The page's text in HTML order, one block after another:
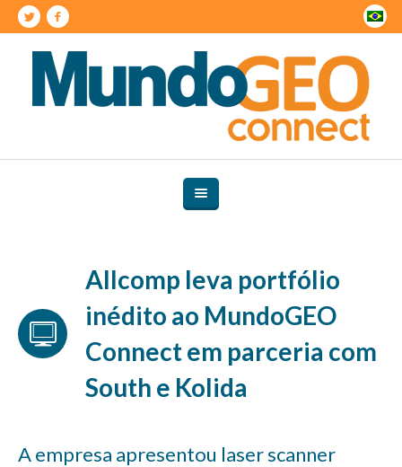
Allcomp leva portfólio
inédito ao MundoGEO
Connect em parceria com
South e Kolida
A empresa apresentou laser scanner